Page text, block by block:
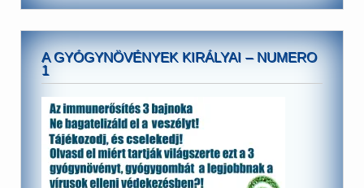
A GYÓGYNÖVÉNYEK KIRÁLYAI – NUMERO
1